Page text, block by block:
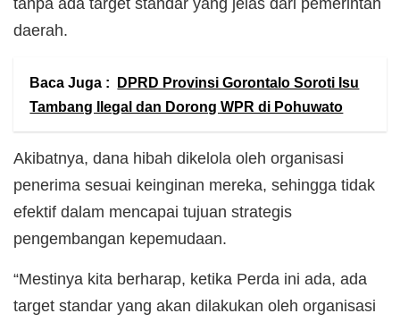
tanpa ada target standar yang jelas dari pemerintah
daerah.
Baca Juga :
DPRD Provinsi Gorontalo Soroti Isu
Tambang Ilegal dan Dorong WPR di Pohuwato
Akibatnya, dana hibah dikelola oleh organisasi
penerima sesuai keinginan mereka, sehingga tidak
efektif dalam mencapai tujuan strategis
pengembangan kepemudaan.
“Mestinya kita berharap, ketika Perda ini ada, ada
target standar yang akan dilakukan oleh organisasi